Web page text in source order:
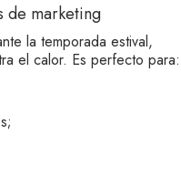
de marketing
la temporada estival,
el calor. Es perfecto para: